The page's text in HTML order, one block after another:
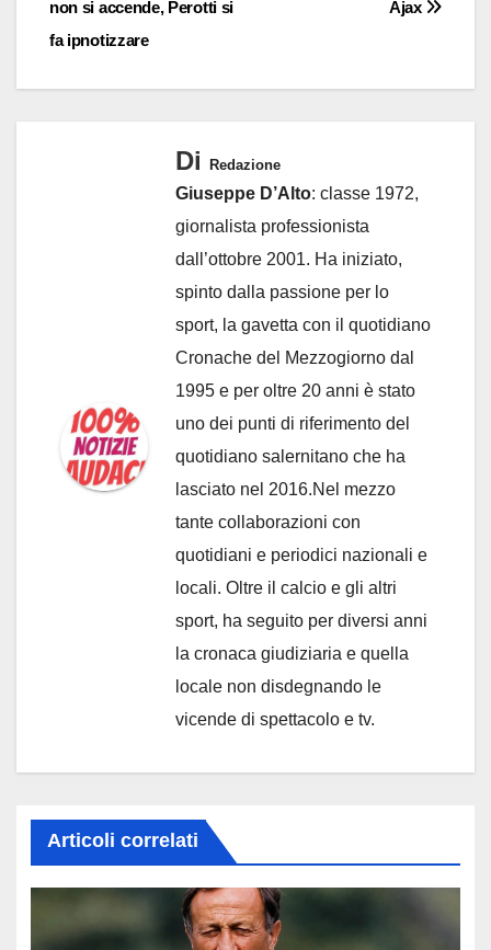
Ajax
non si accende, Perotti si
fa ipnotizzare
Di Redazione
Giuseppe D’Alto: classe 1972,
giornalista professionista
dall’ottobre 2001. Ha iniziato,
spinto dalla passione per lo
sport, la gavetta con il quotidiano
Cronache del Mezzogiorno dal
1995 e per oltre 20 anni è stato
uno dei punti di riferimento del
quotidiano salernitano che ha
lasciato nel 2016.Nel mezzo
tante collaborazioni con
quotidiani e periodici nazionali e
locali. Oltre il calcio e gli altri
sport, ha seguito per diversi anni
la cronaca giudiziaria e quella
locale non disdegnando le
vicende di spettacolo e tv.
Articoli correlati